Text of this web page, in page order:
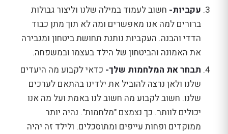
עקביות- חשוב לעמוד במילה שלנו וליצור גבולות
ברורים למה אנו מאפשרים ומה לא תוך מתן כבוד
הדדי והבנה. העקביות נותנת תחושת ביטחון ומגבירה
את האמונה והביטחון של הילד בעצמו ובמשפחה.
תבחר את המלחמות שלך- כדאי לקבוע מה היעדים
שלנו ולאן נרצה להוביל את ילדינו בהתאם לערכים
שלנו. חשוב לקבוע מה חשוב לנו באמת ועל מה אנו
יכולים לוותר. כך נצמצם "מלחמות". נהיה יותר
ממוקדים ופחות עייפים ומתוסכלים. ולילד זה יהיה